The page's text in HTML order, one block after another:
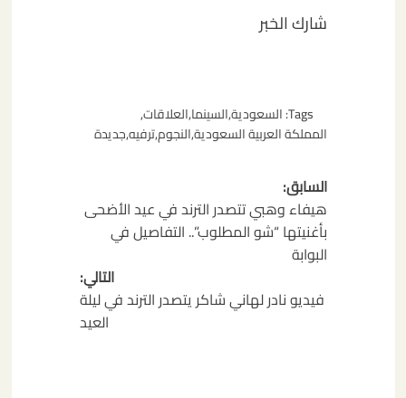
شارك الخبر
Tags: السعودية,السينما,العلاقات,
المملكة العربية السعودية,النجوم,ترفيه,جديدة
تصفّح
المقالات
السابق:
هيفاء وهبي تتصدر الترند في عيد الأضحى
بأغنيتها “شو المطلوب”.. التفاصيل في
البوابة
التالي:
فيديو نادر لهاني شاكر يتصدر الترند في ليلة
العيد